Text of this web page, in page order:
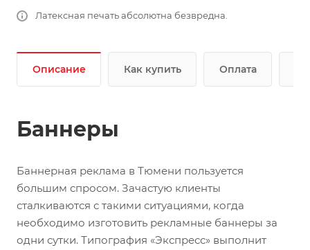
Латексная печать абсолютна безвредна.
Описание Как купить Оплата
Баннеры
Баннерная реклама в Тюмени пользуется
большим спросом. Зачастую клиенты
сталкиваются с такими ситуациями, когда
необходимо изготовить рекламные баннеры за
одни сутки. Типография «Экспресс» выполнит